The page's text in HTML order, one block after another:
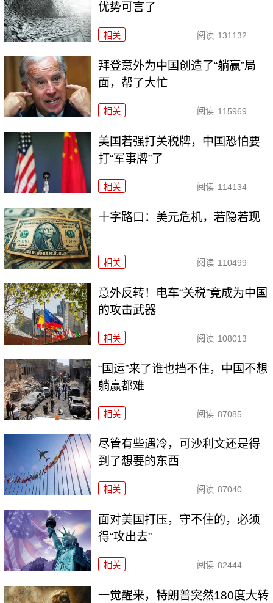
优势可言了
相关 阅读 131132
拜登意外为中国创造了“躺赢”局
面，帮了大忙
相关 阅读 115969
美国若强打关税牌，中国恐怕要
打“军事牌”了
相关 阅读 114134
十字路口：美元危机，若隐若现
相关 阅读 110499
意外反转！电车“关税”竟成为中国
的攻击武器
相关 阅读 108013
“国运”来了谁也挡不住，中国不想
躺赢都难
相关 阅读 87085
尽管有些遇冷，可沙利文还是得
到了想要的东西
相关 阅读 87040
面对美国打压，守不住的，必须
得“攻出去”
相关 阅读 82444
一觉醒来，特朗普突然180度大转